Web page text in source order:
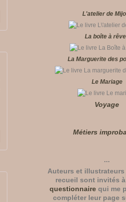
L'atelier de
La boîte à
La Marguerite des
Le Mariage
Voyage
Métiers
...
Auteurs et illustrateurs
recueil sont invités
questionnairequi me
compléter leur page